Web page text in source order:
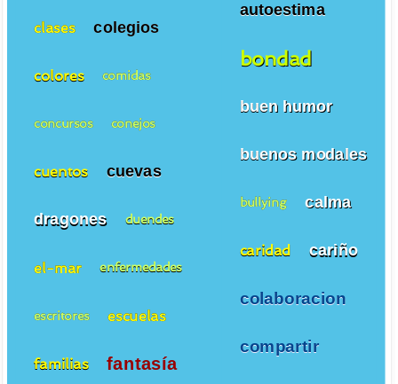
autoestima
bondad
buen humor
buenos modales
bullying calma
caridad cariño
colaboracion
compartir
clases colegios
colores comidas
concursos conejos
cuentos cuevas
dragones duendes
el-mar enfermedades
escritores escuelas
familias fantasía